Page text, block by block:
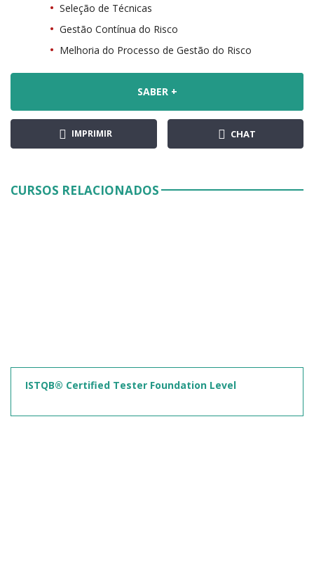
Seleção de Técnicas
Gestão Contínua do Risco
Melhoria do Processo de Gestão do Risco
SABER +
IMPRIMIR CHAT
CURSOS RELACIONADOS
ISTQB® Certified Tester Foundation Level